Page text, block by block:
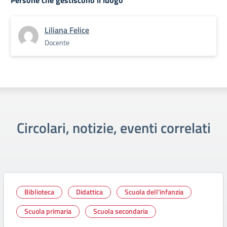
Liliana Felice
Docente
Circolari, notizie, eventi correlati
Biblioteca Didattica
Scuola dell'infanzia
Scuola primaria
Scuola secondaria